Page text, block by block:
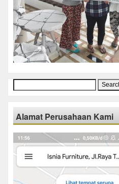
for:
Alamat Perusahaan Kami